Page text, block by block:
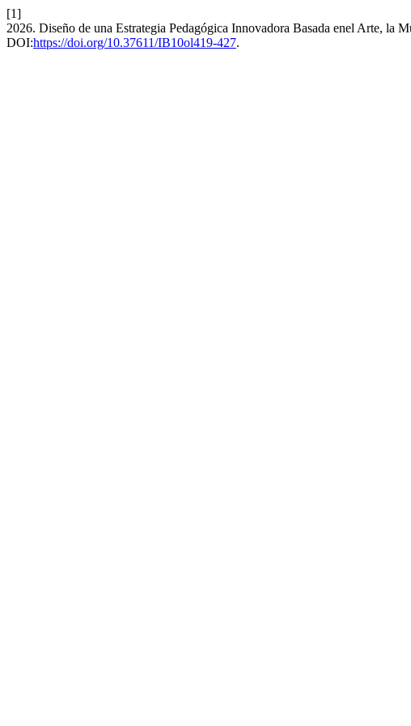
[1]
2026. Diseño de una Estrategia Pedagógica Innovadora Basada enel Arte,
DOI:https://doi.org/10.37611/IB10ol419-427.